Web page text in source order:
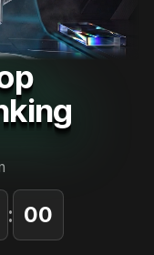
: 00